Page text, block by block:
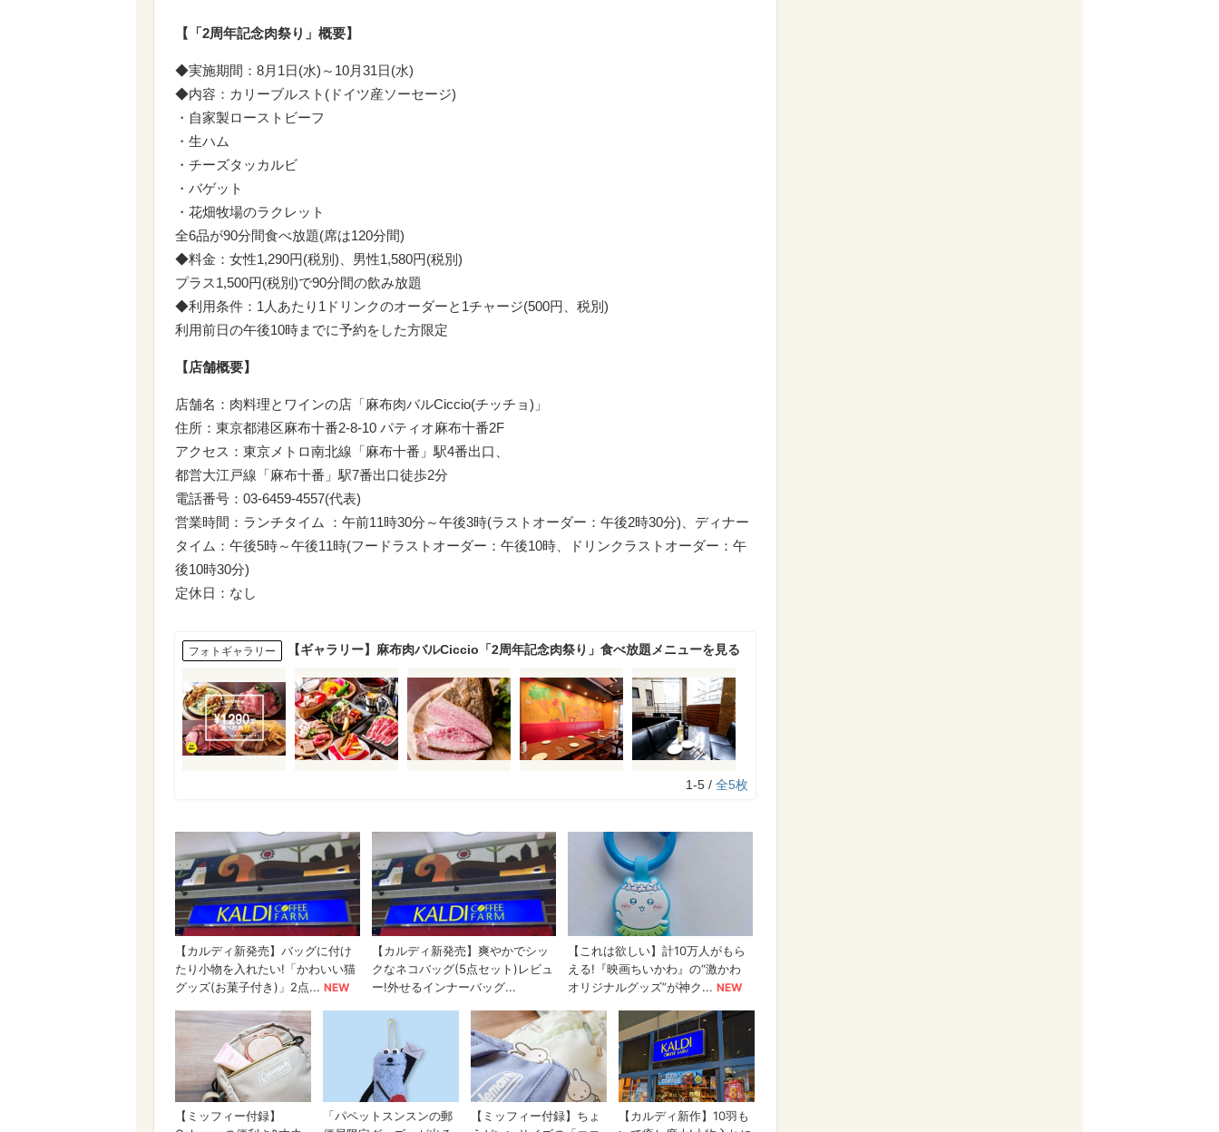
【「2周年記念肉祭り」概要】
◆実施期間：8月1日(水)～10月31日(水)
◆内容：カリーブルスト(ドイツ産ソーセージ)
・自家製ローストビーフ
・生ハム
・チーズタッカルビ
・バゲット
・花畑牧場のラクレット
全6品が90分間食べ放題(席は120分間)
◆料金：女性1,290円(税別)、男性1,580円(税別)
プラス1,500円(税別)で90分間の飲み放題
◆利用条件：1人あたり1ドリンクのオーダーと1チャージ(500円、税別)
利用前日の午後10時までに予約をした方限定
【店舗概要】
店舗名：肉料理とワインの店「麻布肉バルCiccio(チッチョ)」
住所：東京都港区麻布十番2-8-10 パティオ麻布十番2F
アクセス：東京メトロ南北線「麻布十番」駅4番出口、
都営大江戸線「麻布十番」駅7番出口徒歩2分
電話番号：03-6459-4557(代表)
営業時間：ランチタイム ：午前11時30分～午後3時(ラストオーダー：午後2時30分)、ディナー
タイム：午後5時～午後11時(フードラストオーダー：午後10時、ドリンクラストオーダー：午
後10時30分)
定休日：なし
フォトギャラリー 【ギャラリー】麻布肉バルCiccio「2周年記念肉祭り」食べ放題メニューを見る
1-5 / 全5枚